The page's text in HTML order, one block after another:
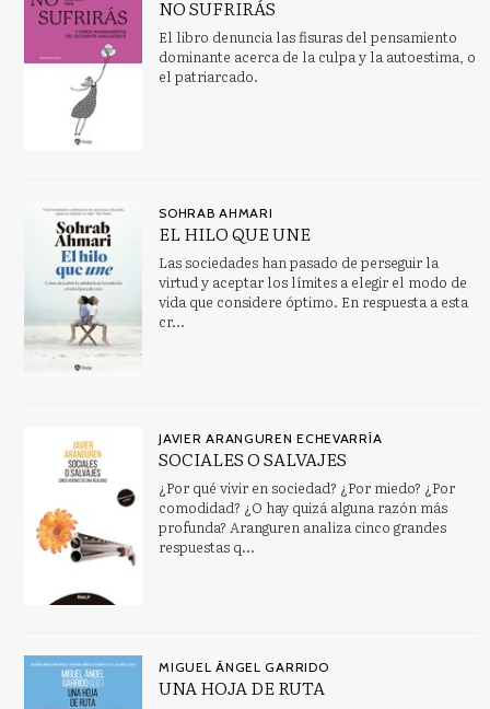
NO SUFRIRÁS
El libro denuncia las fisuras del pensamiento
dominante acerca de la culpa y la autoestima, o
el patriarcado.
SOHRAB AHMARI
EL HILO QUE UNE
Las sociedades han pasado de perseguir la
virtud y aceptar los límites a elegir el modo de
vida que considere óptimo. En respuesta a esta
cr...
JAVIER ARANGUREN ECHEVARRÍA
SOCIALES O SALVAJES
¿Por qué vivir en sociedad? ¿Por miedo? ¿Por
comodidad? ¿O hay quizá alguna razón más
profunda? Aranguren analiza cinco grandes
respuestas q...
MIGUEL ÁNGEL GARRIDO
UNA HOJA DE RUTA